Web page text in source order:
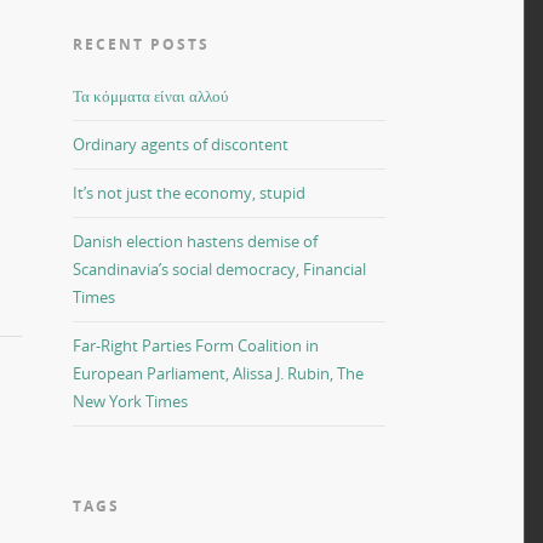
RECENT POSTS
Τα κόμματα είναι αλλού
Ordinary agents of discontent
It’s not just the economy, stupid
Danish election hastens demise of
Scandinavia’s social democracy, Financial
Times
Far-Right Parties Form Coalition in
European Parliament, Alissa J. Rubin, The
New York Times
TAGS